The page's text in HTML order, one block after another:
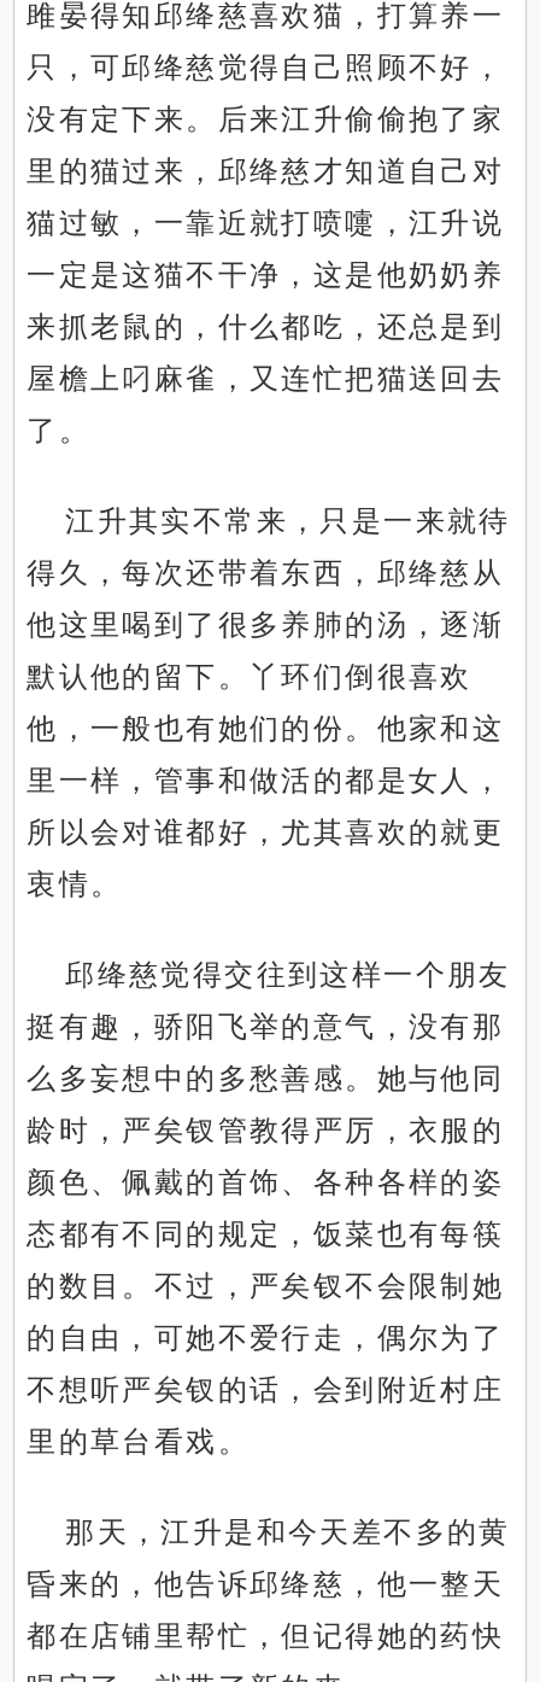
雎晏得知邱绛慈喜欢猫，打算养一
只，可邱绛慈觉得自己照顾不好，
没有定下来。后来江升偷偷抱了家
里的猫过来，邱绛慈才知道自己对
猫过敏，一靠近就打喷嚏，江升说
一定是这猫不干净，这是他奶奶养
来抓老鼠的，什么都吃，还总是到
屋檐上叼麻雀，又连忙把猫送回去
了。
江升其实不常来，只是一来就待
得久，每次还带着东西，邱绛慈从
他这里喝到了很多养肺的汤，逐渐
默认他的留下。丫环们倒很喜欢
他，一般也有她们的份。他家和这
里一样，管事和做活的都是女人，
所以会对谁都好，尤其喜欢的就更
衷情。
邱绛慈觉得交往到这样一个朋友
挺有趣，骄阳飞举的意气，没有那
么多妄想中的多愁善感。她与他同
龄时，严矣钗管教得严厉，衣服的
颜色、佩戴的首饰、各种各样的姿
态都有不同的规定，饭菜也有每筷
的数目。不过，严矣钗不会限制她
的自由，可她不爱行走，偶尔为了
不想听严矣钗的话，会到附近村庄
里的草台看戏。
那天，江升是和今天差不多的黄
昏来的，他告诉邱绛慈，他一整天
都在店铺里帮忙，但记得她的药快